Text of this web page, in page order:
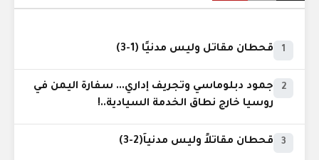
1 قحطان مقاتل وليس مدنيًا (1-3)
2
جمود دبلوماسي وتجريف إداري... سفارة اليمن في
روسيا خارج نطاق الخدمة السيادية..!
3 قحطان مقاتلاً وليس مدنياً(2-3)